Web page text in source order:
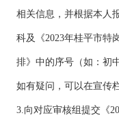
相关信息，并根据本人
科及《2023年桂平市特
排》中的序号（如：初
如有疑问，可以在宣传
3.向对应审核组提交《